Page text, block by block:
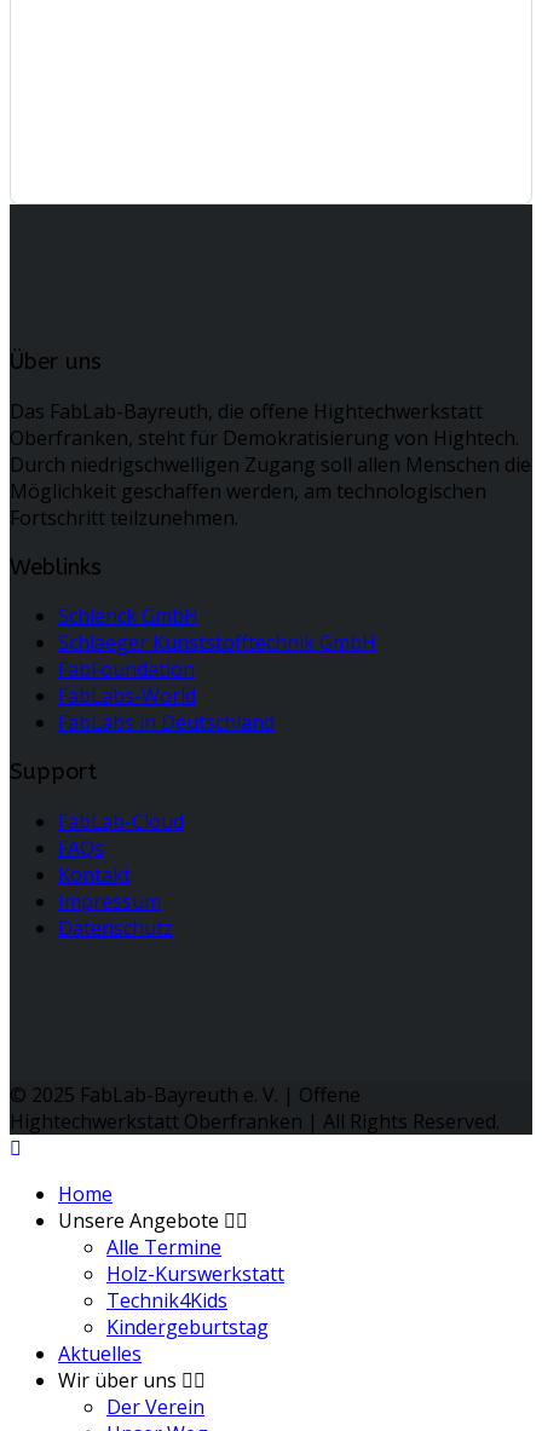
Über uns
Das FabLab-Bayreuth, die offene Hightechwerkstatt
Oberfranken, steht für Demokratisierung von Hightech.
Durch niedrigschwelligen Zugang soll allen Menschen die
Möglichkeit geschaffen werden, am technologischen
Fortschritt teilzunehmen.
Weblinks
Schlenck GmbH
Schlaeger Kunststofftechnik GmbH
FabFoundation
FabLabs-World
FabLabs in Deutschland
Support
FabLab-Cloud
FAQs
Kontakt
Impressum
Datenschutz
© 2025 FabLab-Bayreuth e. V. | Offene
Hightechwerkstatt Oberfranken | All Rights Reserved.
Home
Unsere Angebote
Alle Termine
Holz-Kurswerkstatt
Technik4Kids
Kindergeburtstag
Aktuelles
Wir über uns
Der Verein